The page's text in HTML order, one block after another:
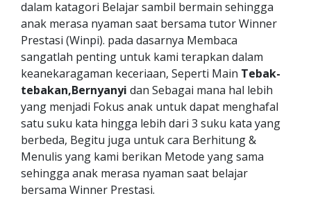
dalam katagori Belajar sambil bermain sehingga
anak merasa nyaman saat bersama tutor Winner
Prestasi (Winpi). pada dasarnya Membaca
sangatlah penting untuk kami terapkan dalam
keanekaragaman keceriaan, Seperti Main Tebak-
tebakan,Bernyanyi dan Sebagai mana hal lebih
yang menjadi Fokus anak untuk dapat menghafal
satu suku kata hingga lebih dari 3 suku kata yang
berbeda, Begitu juga untuk cara Berhitung &
Menulis yang kami berikan Metode yang sama
sehingga anak merasa nyaman saat belajar
bersama Winner Prestasi.